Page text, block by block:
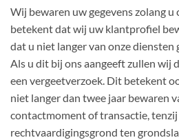
Wij bewaren uw gegevens zolang
betekent dat wij uw klantprofiel
dat u niet langer van onze diensten
Als u dit bij ons aangeeft zullen wij
een vergeetverzoek. Dit betekent
niet langer dan twee jaar bewaren
contactmoment of transactie,
rechtvaardigingsgrond ten